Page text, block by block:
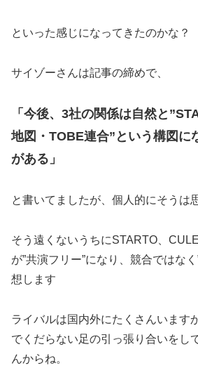
といった感じになってきたのかな？
サイゾーさんは記事の締めで、
「今後、3社の関係は自然と
地図・TOBE連合”という構図に
がある」
と書いてましたが、個人的にそうは
そう遠くないうちにSTARTO、
が”共演フリー”になり、競合ではな
想します
ライバルは国内外にたくさんいます
でくだらない足の引っ張り合いをし
んからね。